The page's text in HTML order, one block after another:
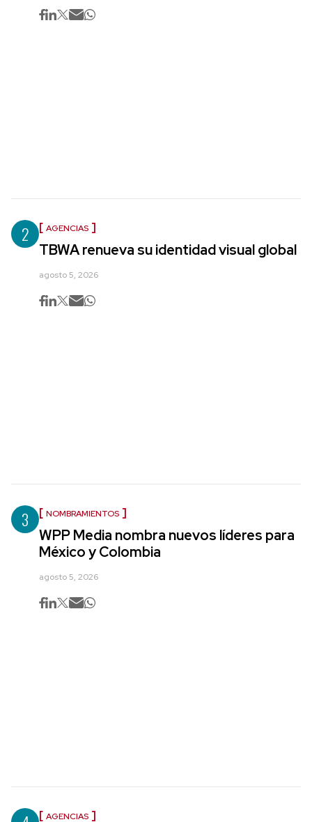
2 AGENCIAS
TBWA renueva su identidad visual global
agosto 5, 2026
3 NOMBRAMIENTOS
WPP Media nombra nuevos líderes para
México y Colombia
agosto 5, 2026
AGENCIAS